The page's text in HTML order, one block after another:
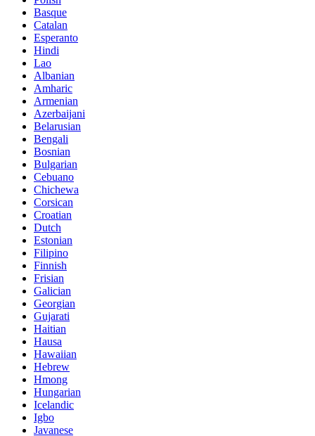
Basque
Catalan
Esperanto
Hindi
Lao
Albanian
Amharic
Armenian
Azerbaijani
Belarusian
Bengali
Bosnian
Bulgarian
Cebuano
Chichewa
Corsican
Croatian
Dutch
Estonian
Filipino
Finnish
Frisian
Galician
Georgian
Gujarati
Haitian
Hausa
Hawaiian
Hebrew
Hmong
Hungarian
Icelandic
Igbo
Javanese